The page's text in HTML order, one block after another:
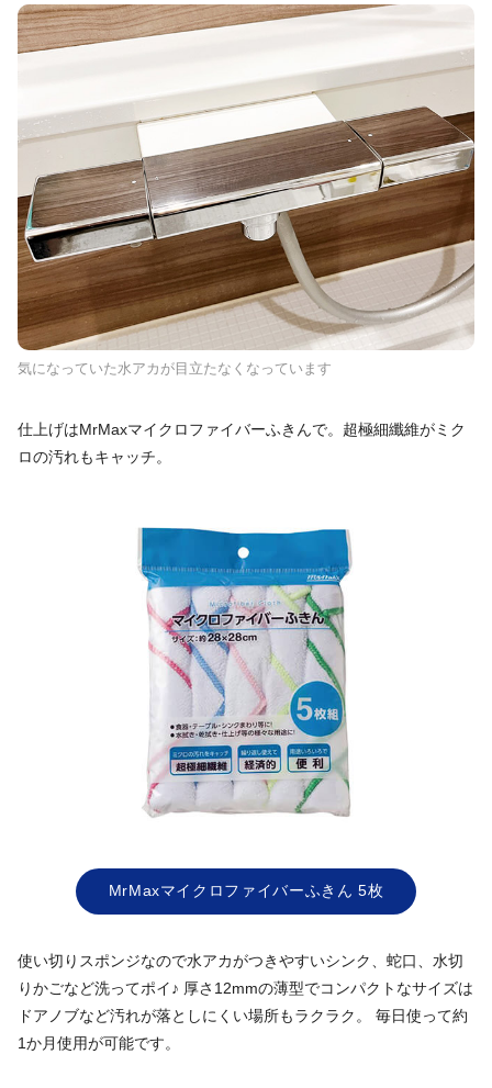
気になっていた水アカが目立たなくなっています
仕上げはMrMaxマイクロファイバーふきんで。超極細纖維がミク
ロの汚れもキャッチ。
MrMaxマイクロファイバーふきん 5枚
使い切りスポンジなので水アカがつきやすいシンク、蛇口、水切
りかごなど洗ってポイ♪ 厚さ12mmの薄型でコンパクトなサイズは
ドアノブなど汚れが落としにくい場所もラクラク。 毎日使って約
1か月使用が可能です。